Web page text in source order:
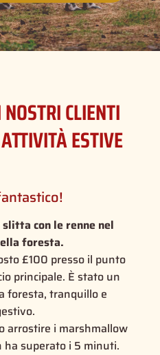
CLIENTI
ESTIVE
con le renne nel
foresta.
£100 presso il punto
principale. È stato un
foresta, tranquillo e
arrostire i marshmallow
ha superato i 5 minuti.